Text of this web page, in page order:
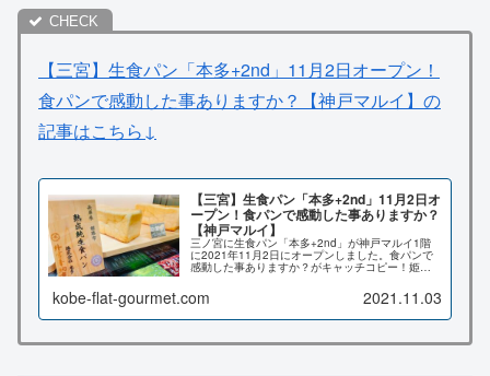
【三宮】生食パン「本多+2nd」11月2日オープン！
食パンで感動した事ありますか？【神戸マルイ】の
記事はこちら↓
【三宮】生食パン「本多+2nd」11月2日オ
ープン！食パンで感動した事ありますか？
【神戸マルイ】
三ノ宮に生食パン「本多+2nd」が神戸マルイ1階
に2021年11月2日にオープンしました。食パンで
感動した事ありますか？がキャッチコピー！姫路
があります。こちらの記事ではメニューやオープ
ン記念プレゼントなど詳しくご紹介致します♪
kobe-flat-gourmet.com 2021.11.03